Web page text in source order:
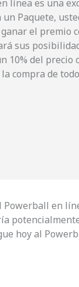
línea es una
un Paquete,
el premio
sus
10% del precio
compra de
en
hoy al